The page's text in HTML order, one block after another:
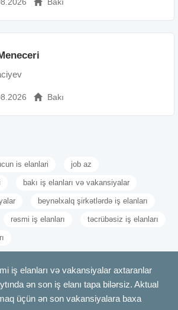
Bakı
is elanlari job az
bakı iş elanları və vakansiyalar
beynəlxalq şirkətlərdə iş elanları
rəsmi iş elanları təcrübəsiz iş elanları
iş elanları və vakansiyalar axtaranlar
ən son iş elanı tapa bilərsiz. Aktual
üçün ən son vakansiyalara baxa